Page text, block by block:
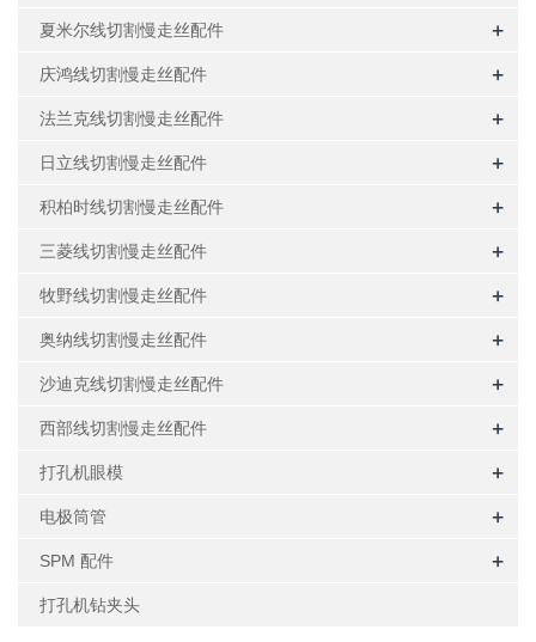
夏米尔线切割慢走丝配件 +
庆鸿线切割慢走丝配件 +
法兰克线切割慢走丝配件 +
日立线切割慢走丝配件 +
积柏时线切割慢走丝配件 +
三菱线切割慢走丝配件 +
牧野线切割慢走丝配件 +
奥纳线切割慢走丝配件 +
沙迪克线切割慢走丝配件 +
西部线切割慢走丝配件 +
打孔机眼模 +
电极筒管 +
SPM 配件 +
打孔机钻夹头